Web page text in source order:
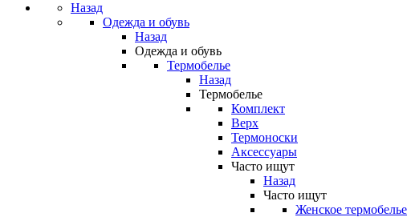
Назад
Одежда и обувь
Назад
Одежда и обувь
Термобелье
Назад
Термобелье
Комплект
Верх
Термоноски
Аксессуары
Часто ищут
Назад
Часто ищут
Женское термобелье